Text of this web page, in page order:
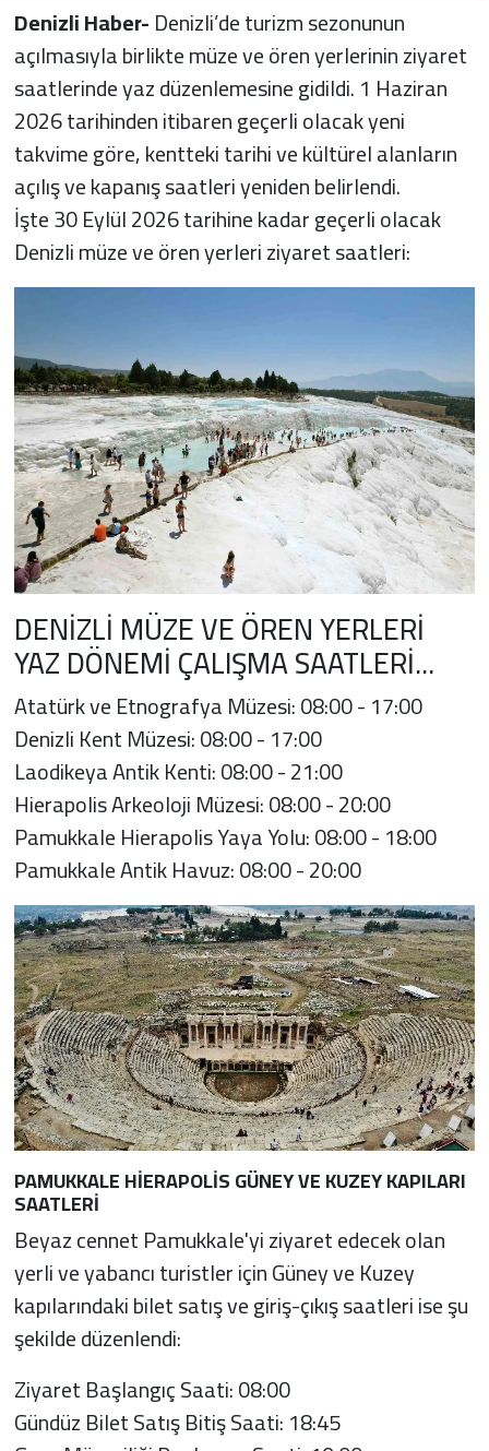
Denizli Haber-Denizli’de turizm sezonunun
açılmasıyla birlikte müze ve ören yerlerinin ziyaret
saatlerinde yaz düzenlemesine gidildi. 1 Haziran
2026 tarihinden itibaren geçerli olacak yeni
takvime göre, kentteki tarihi ve kültürel alanların
açılış ve kapanış saatleri yeniden belirlendi.
İşte 30 Eylül 2026 tarihine kadar geçerli olacak
Denizli müze ve ören yerleri ziyaret saatleri:
DENİZLİ MÜZE VE ÖREN YERLERİ
YAZ DÖNEMİ ÇALIŞMA SAATLERİ...
Atatürk ve Etnografya Müzesi: 08:00 - 17:00
Denizli Kent Müzesi: 08:00 - 17:00
Laodikeya Antik Kenti: 08:00 - 21:00
Hierapolis Arkeoloji Müzesi: 08:00 - 20:00
Pamukkale Hierapolis Yaya Yolu: 08:00 - 18:00
Pamukkale Antik Havuz: 08:00 - 20:00
PAMUKKALE HİERAPOLİS GÜNEY VE KUZEY KAPILARI
SAATLERİ
Beyaz cennet Pamukkale'yi ziyaret edecek olan
yerli ve yabancı turistler için Güney ve Kuzey
kapılarındaki bilet satış ve giriş-çıkış saatleri ise şu
şekilde düzenlendi:
Ziyaret Başlangıç Saati: 08:00
Gündüz Bilet Satış Bitiş Saati: 18:45